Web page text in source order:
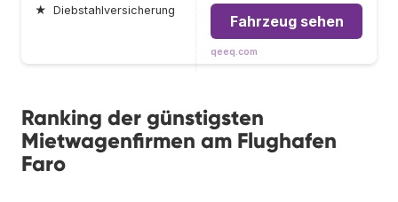
★ Diebstahlversicherung
Fahrzeug sehen
qeeq.com
Ranking der günstigsten
Mietwagenfirmen am Flughafen
Faro